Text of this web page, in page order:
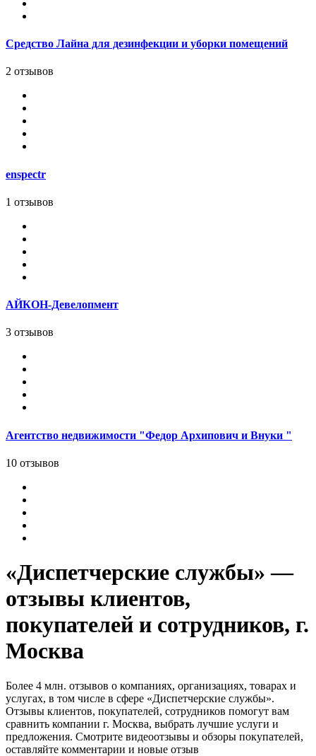
Средство Лайна для дезинфекции и уборки помещений
2 отзывов
enspectr
1 отзывов
АЙКОН-Девелопмент
3 отзывов
Агентство недвижимости "Федор Архипович и Внуки "
10 отзывов
«Диспетчерские службы» —
отзывы клиентов,
покупателей и сотрудников, г.
Москва
Более 4 млн. отзывов о компаниях, организациях, товарах и
услугах, в том числе в сфере «Диспетчерские службы».
Отзывы клиентов, покупателей, сотрудников помогут вам
сравнить компании г. Москва, выбрать лучшие услуги и
предложения. Смотрите видеоотзывы и обзоры покупателей,
оставляйте комментарии и новые отзыв